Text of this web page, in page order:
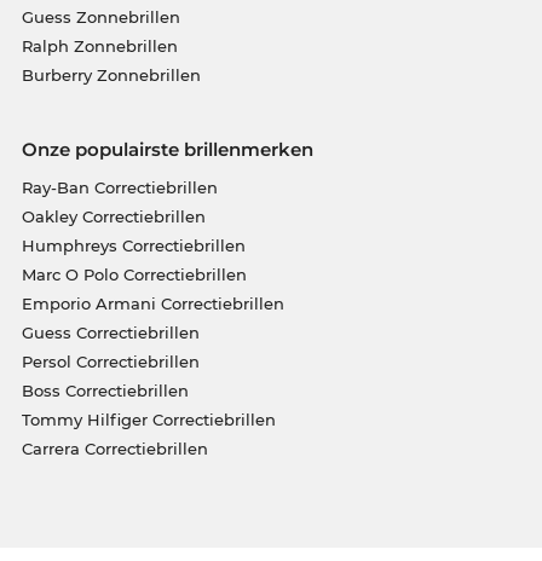
Guess Zonnebrillen
Ralph Zonnebrillen
Burberry Zonnebrillen
Onze populairste brillenmerken
Ray-Ban Correctiebrillen
Oakley Correctiebrillen
Humphreys Correctiebrillen
Marc O Polo Correctiebrillen
Emporio Armani Correctiebrillen
Guess Correctiebrillen
Persol Correctiebrillen
Boss Correctiebrillen
Tommy Hilfiger Correctiebrillen
Carrera Correctiebrillen